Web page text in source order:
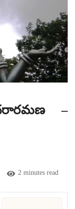
–
2 minutes read